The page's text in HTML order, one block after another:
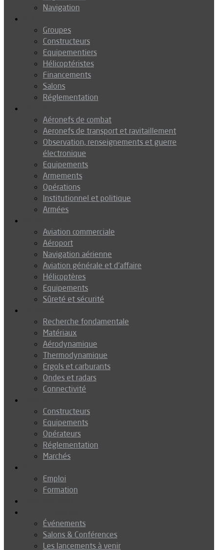
Navigation
Groupes
Constructeurs
Equipementiers
Hélicoptéristes
Financements
Salons
Réglementation
Aéronefs de combat
Aeronefs de transport et ravitaillement
Observation, renseignements et guerre
électronique
Equipements
Armements
Opérations
Institutionnel et politique
Armées
Aviation commerciale
Aéroport
Navigation aérienne
Aviation générale et d’affaire
Hélicoptères
Equipements
Sûreté et sécurité
Recherche fondamentale
Matériaux
Aérodynamique
Thermodynamique
Ergols et carburants
Ondes et radars
Connectivité
Constructeurs
Equipements
Opérateurs
Réglementation
Marchés
Emploi
Formation
Événements
Salons & Conférences
Les lancements à venir